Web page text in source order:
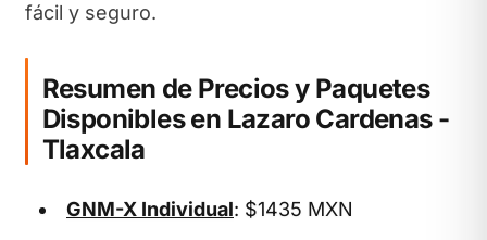
fácil y seguro.
Resumen de Precios y Paquetes
Disponibles en Lazaro Cardenas -
Tlaxcala
GNM-X Individual: $1435 MXN